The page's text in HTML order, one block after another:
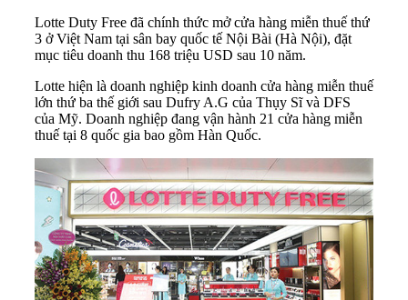
Lotte Duty Free đã chính thức mở cửa hàng miễn thuế thứ
3 ở Việt Nam tại sân bay quốc tế Nội Bài (Hà Nội), đặt
mục tiêu doanh thu 168 triệu USD sau 10 năm.
Lotte hiện là doanh nghiệp kinh doanh cửa hàng miễn thuế
lớn thứ ba thế giới sau Dufry A.G của Thụy Sĩ và DFS
của Mỹ. Doanh nghiệp đang vận hành 21 cửa hàng miễn
thuế tại 8 quốc gia bao gồm Hàn Quốc.